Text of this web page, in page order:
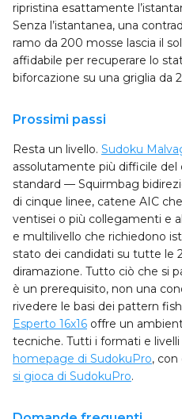
ripristina esattamente
Senza l’istantanea, una
ramo da 200 mosse lascia il
affidabile per recuperare lo
biforcazione su una griglia da
Prossimi passi
Resta un livello. Sudoku
assolutamente più difficile del
standard — Squirmbag
di cinque linee, catene AIC
ventisei o più collegamenti e
e multilivello che richiedono
stato dei candidati su tutte le
diramazione. Tutto ciò che si
è un prerequisito, non una
rivedere le basi dei pattern
Esperto 16x16 offre un
tecniche. Tutti i formati e
homepage di SudokuPro,
si gioca di SudokuPro.